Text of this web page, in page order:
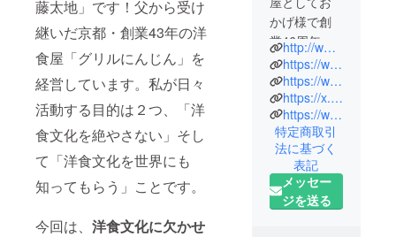
藤太地」です！父から受け
継いだ京都・創業43年の洋
食屋「グリルにんじん」を
経営しています。私が日々
活動する目的は２つ、「洋
食文化を絶やさない」そし
て「洋食文化を世界にも
知ってもらう」ことです。
今回は、 洋食文化に欠かせ
かげ様で創
業46周年
日本伝統の
洋食文化を
京都から世
界に広げる
為
日々精進し
ています。
世界人気都
市ランキン
http://www.grill-ninjin.com/
https://www.instagram.com/grill_ninjin/
https://www.facebook.com/grillninjin/
https://x.com/grill_ninjin
https://www.tiktok.com/@grillninjin
特定商取引
法に基づく
表記
メッセー
ジを送る